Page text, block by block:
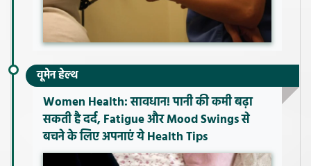
वूमेन हेल्थ
Women Health: सावधान! पानी की कमी बढ़ा
सकती है दर्द, Fatigue और Mood Swings से
बचने के लिए अपनाएं ये Health Tips